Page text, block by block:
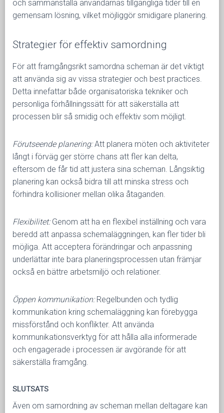
och sammanställa användarnas tillgängliga tider till en
gemensam lösning, vilket möjliggör smidigare planering.
Strategier för effektiv samordning
För att framgångsrikt samordna scheman är det viktigt
att använda sig av vissa strategier och best practices.
Detta innefattar både organisatoriska tekniker och
personliga förhållningssätt för att säkerställa att
processen blir så smidig och effektiv som möjligt.
Förutseende planering:Att planera möten och aktiviteter
långt i förväg ger större chans att fler kan delta,
eftersom de får tid att justera sina scheman. Långsiktig
planering kan också bidra till att minska stress och
förhindra kollisioner mellan olika åtaganden.
Flexibilitet:Genom att ha en flexibel inställning och vara
beredd att anpassa schemaläggningen, kan fler tider bli
möjliga. Att acceptera förändringar och anpassning
underlättar inte bara planeringsprocessen utan främjar
också en bättre arbetsmiljö och relationer.
Öppen kommunikation:Regelbunden och tydlig
kommunikation kring schemaläggning kan förebygga
missförstånd och konflikter. Att använda
kommunikationsverktyg för att hålla alla informerade
och engagerade i processen är avgörande för att
säkerställa framgång.
SLUTSATS
Även om samordning av scheman mellan deltagare kan